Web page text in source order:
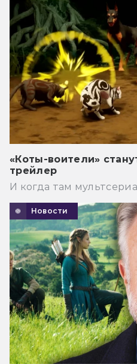
«Коты-воители»
трейлер
И когда там
Новости